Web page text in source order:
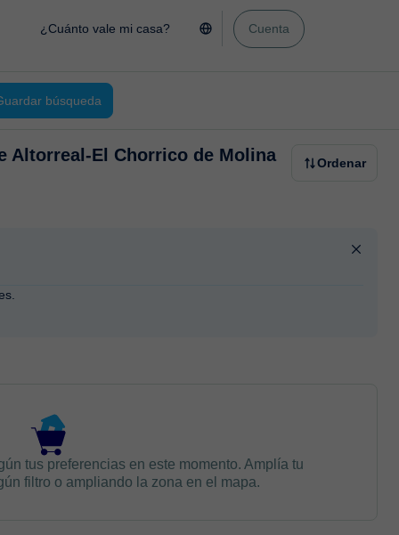
¿Cuánto vale mi casa? Cuenta
búsqueda
Altorreal-El Chorrico de Molina Ordenar
tus preferencias en este momento. Amplía tu
filtro o ampliando la zona en el mapa.